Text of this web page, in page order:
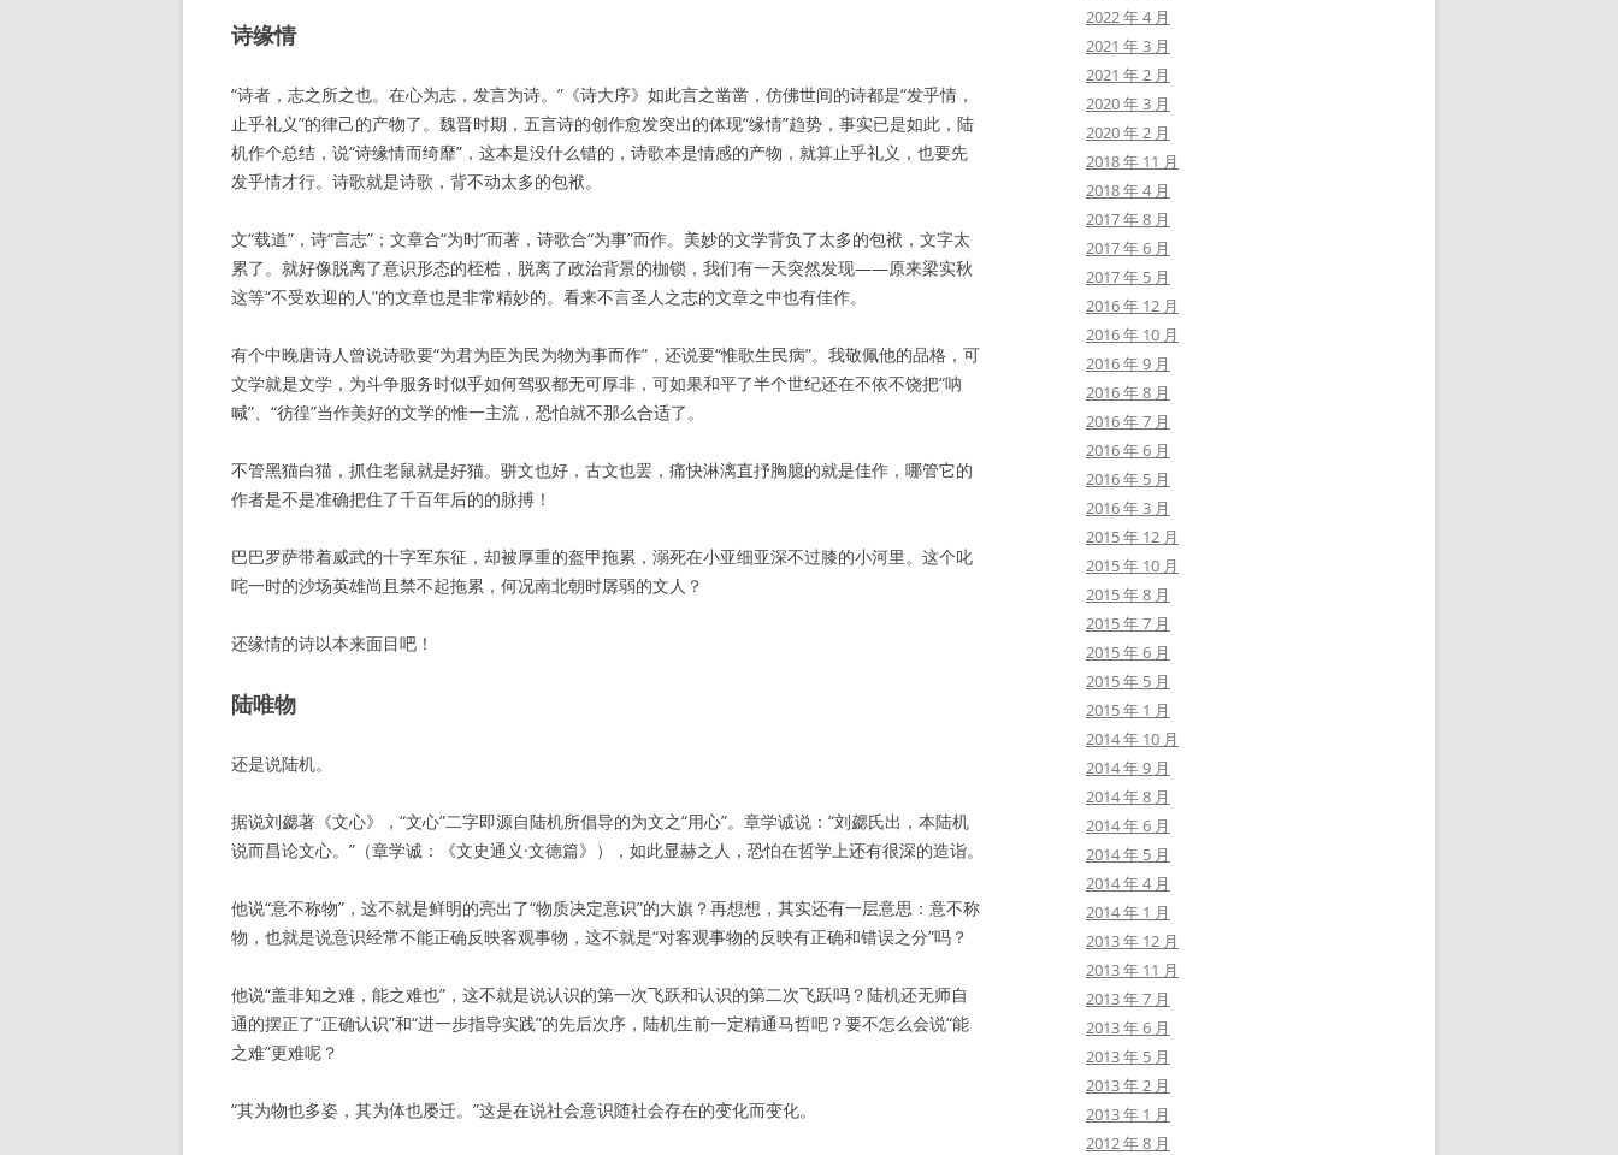
诗缘情
“诗者，志之所之也。在心为志，发言为诗。”《诗大序》如此言之凿凿，仿佛世间的诗都是“发乎情，
止乎礼义”的律己的产物了。魏晋时期，五言诗的创作愈发突出的体现“缘情”趋势，事实已是如此，陆
机作个总结，说“诗缘情而绮靡”，这本是没什么错的，诗歌本是情感的产物，就算止乎礼义，也要先
发乎情才行。诗歌就是诗歌，背不动太多的包袱。
文“载道”，诗“言志”；文章合“为时”而著，诗歌合“为事”而作。美妙的文学背负了太多的包袱，文字太
累了。就好像脱离了意识形态的桎梏，脱离了政治背景的枷锁，我们有一天突然发现——原来梁实秋
这等“不受欢迎的人”的文章也是非常精妙的。看来不言圣人之志的文章之中也有佳作。
有个中晚唐诗人曾说诗歌要“为君为臣为民为物为事而作”，还说要“惟歌生民病”。我敬佩他的品格，可
文学就是文学，为斗争服务时似乎如何驾驭都无可厚非，可如果和平了半个世纪还在不依不饶把“呐
喊”、“彷徨”当作美好的文学的惟一主流，恐怕就不那么合适了。
不管黑猫白猫，抓住老鼠就是好猫。骈文也好，古文也罢，痛快淋漓直抒胸臆的就是佳作，哪管它的
作者是不是准确把住了千百年后的的脉搏！
巴巴罗萨带着威武的十字军东征，却被厚重的盔甲拖累，溺死在小亚细亚深不过膝的小河里。这个叱
咤一时的沙场英雄尚且禁不起拖累，何况南北朝时孱弱的文人？
还缘情的诗以本来面目吧！
陆唯物
还是说陆机。
据说刘勰著《文心》，“文心”二字即源自陆机所倡导的为文之“用心”。章学诚说：“刘勰氏出，本陆机
说而昌论文心。”（章学诚：《文史通义·文德篇》），如此显赫之人，恐怕在哲学上还有很深的造诣。
他说“意不称物”，这不就是鲜明的亮出了“物质决定意识”的大旗？再想想，其实还有一层意思：意不称
物，也就是说意识经常不能正确反映客观事物，这不就是“对客观事物的反映有正确和错误之分”吗？
他说“盖非知之难，能之难也”，这不就是说认识的第一次飞跃和认识的第二次飞跃吗？陆机还无师自
通的摆正了“正确认识”和“进一步指导实践”的先后次序，陆机生前一定精通马哲吧？要不怎么会说“能
之难”更难呢？
“其为物也多姿，其为体也屡迁。”这是在说社会意识随社会存在的变化而变化。
2022 年 4 月
2021 年 3 月
2021 年 2 月
2020 年 3 月
2020 年 2 月
2018 年 11 月
2018 年 4 月
2017 年 8 月
2017 年 6 月
2017 年 5 月
2016 年 12 月
2016 年 10 月
2016 年 9 月
2016 年 8 月
2016 年 7 月
2016 年 6 月
2016 年 5 月
2016 年 3 月
2015 年 12 月
2015 年 10 月
2015 年 8 月
2015 年 7 月
2015 年 6 月
2015 年 5 月
2015 年 1 月
2014 年 10 月
2014 年 9 月
2014 年 8 月
2014 年 6 月
2014 年 5 月
2014 年 4 月
2014 年 1 月
2013 年 12 月
2013 年 11 月
2013 年 7 月
2013 年 6 月
2013 年 5 月
2013 年 2 月
2013 年 1 月
2012 年 8 月